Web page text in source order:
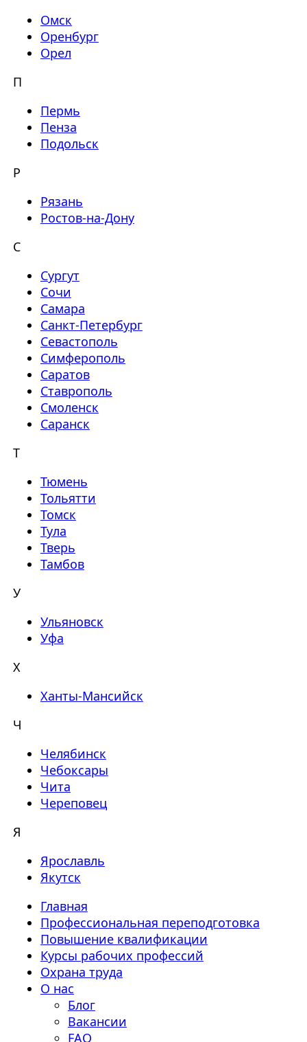
Омск
Оренбург
Орел
П
Пермь
Пенза
Подольск
Р
Рязань
Ростов-на-Дону
С
Сургут
Сочи
Самара
Санкт-Петербург
Севастополь
Симферополь
Саратов
Ставрополь
Смоленск
Саранск
Т
Тюмень
Тольятти
Томск
Тула
Тверь
Тамбов
У
Ульяновск
Уфа
Х
Ханты-Мансийск
Ч
Челябинск
Чебоксары
Чита
Череповец
Я
Ярославль
Якутск
Главная
Профессиональная переподготовка
Повышение квалификации
Курсы рабочих профессий
Охрана труда
О нас
Блог
Вакансии
FAQ